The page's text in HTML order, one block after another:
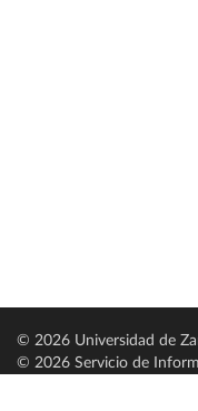
© 2026 Universidad de
© 2026 Servicio de